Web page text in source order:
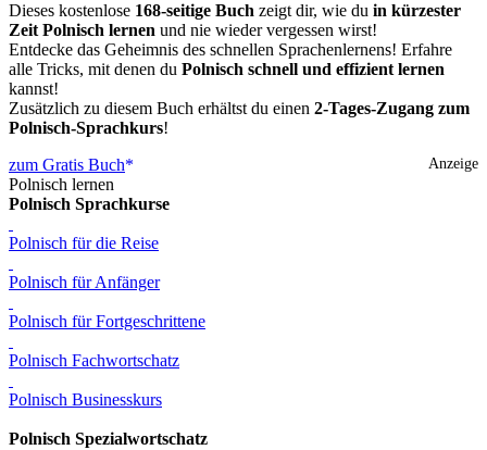
Dieses kostenlose 168-seitige Buch zeigt dir, wie du in kürzester
Zeit Polnisch lernen und nie wieder vergessen wirst!
Entdecke das Geheimnis des schnellen Sprachenlernens! Erfahre
alle Tricks, mit denen du Polnisch schnell und effizient lernen
kannst!
Zusätzlich zu diesem Buch erhältst du einen 2-Tages-Zugang zum
Polnisch-Sprachkurs!
Anzeige
zum Gratis Buch
Polnisch lernen
Polnisch Sprachkurse
Polnisch für die Reise
Polnisch für Anfänger
Polnisch für Fortgeschrittene
Polnisch Fachwortschatz
Polnisch Businesskurs
Polnisch Spezialwortschatz